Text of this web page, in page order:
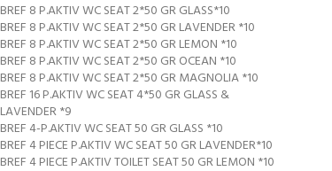
BREF 8 P.AKTIV WC SEAT 2*50 GR GLASS*10
BREF 8 P.AKTIV WC SEAT 2*50 GR LAVENDER *10
BREF 8 P.AKTIV WC SEAT 2*50 GR LEMON *10
BREF 8 P.AKTIV WC SEAT 2*50 GR OCEAN *10
BREF 8 P.AKTIV WC SEAT 2*50 GR MAGNOLIA *10
BREF 16 P.AKTIV WC SEAT 4*50 GR GLASS &
LAVENDER *9
BREF 4-P.AKTIV WC SEAT 50 GR GLASS *10
BREF 4 PIECE P.AKTIV WC SEAT 50 GR LAVENDER*10
BREF 4 PIECE P.AKTIV TOILET SEAT 50 GR LEMON *10